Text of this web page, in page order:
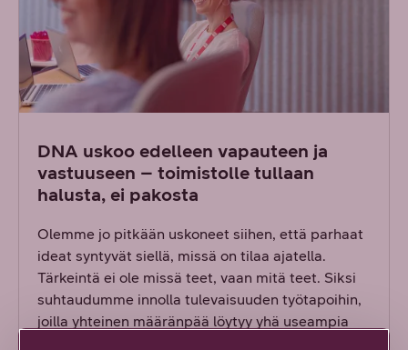
DNA uskoo edelleen vapauteen ja
vastuuseen – toimistolle tullaan
halusta, ei pakosta
Olemme jo pitkään uskoneet siihen, että parhaat
ideat syntyvät siellä, missä on tilaa ajatella.
Tärkeintä ei ole missä teet, vaan mitä teet. Siksi
suhtaudumme innolla tulevaisuuden työtapoihin,
joilla yhteinen määränpää löytyy yhä useampia